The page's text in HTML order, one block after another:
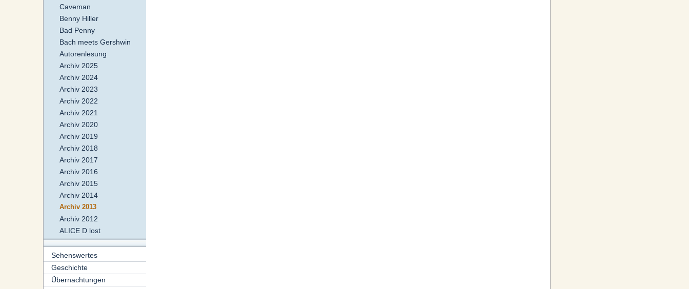
Caveman
Benny Hiller
Bad Penny
Bach meets Gershwin
Autorenlesung
Archiv 2025
Archiv 2024
Archiv 2023
Archiv 2022
Archiv 2021
Archiv 2020
Archiv 2019
Archiv 2018
Archiv 2017
Archiv 2016
Archiv 2015
Archiv 2014
Archiv 2013
Archiv 2012
ALICE D lost
Sehenswertes
Geschichte
Übernachtungen